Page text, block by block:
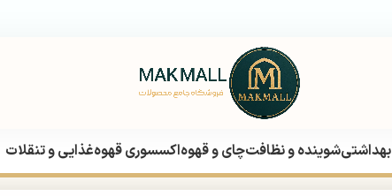
بهداشتیشوینده و نظافتچای و قهوهاکسسوری قهوهغذایی و تنقلات